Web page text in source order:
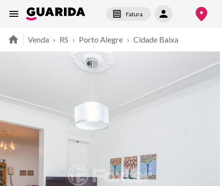
Fatura
Venda › RS › Porto Alegre › Cidade Baixa